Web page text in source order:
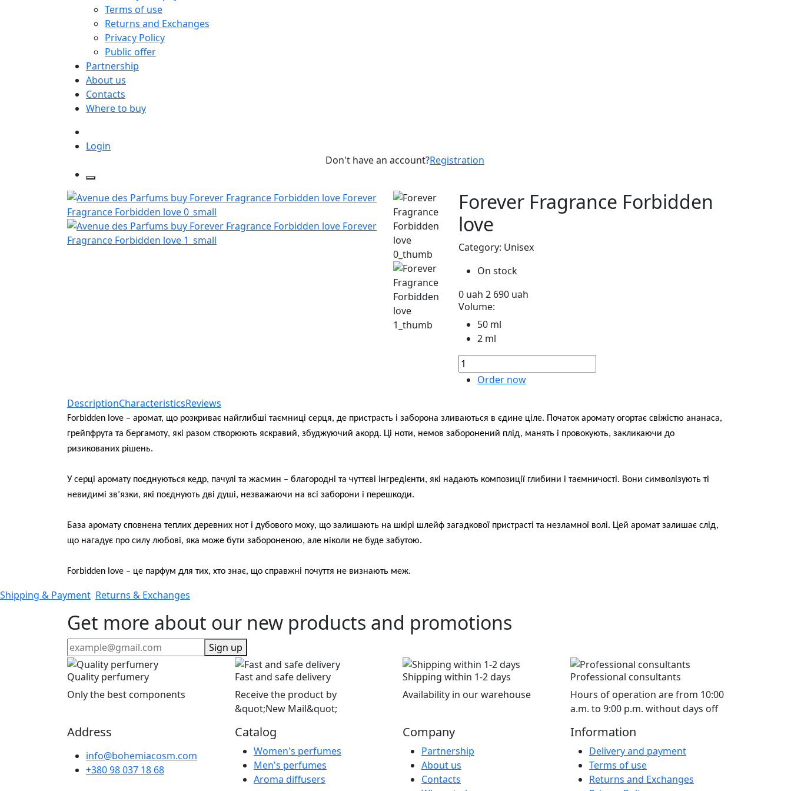
Terms of use
Returns and Exchanges
Privacy Policy
Public offer
Partnership
About us
Contacts
Where to buy
Login
Don't have an account?Registration
Forever Fragrance Forbidden
love
Category: Unisex
On stock
0 uah 2 690 uah
Volume:
50 ml
2 ml
Order now
DescriptionCharacteristicsReviews
Forbidden love – аромат, що розкриває найглибші таємниці серця, де пристрасть і заборона зливаються в єдине ціле. Початок аромату огортає свіжістю ананаса,
грейпфрута та бергамоту, які разом створюють яскравий, збуджуючий акорд. Ці ноти, немов заборонений плід, манять і провокують, закликаючи до
ризикованих рішень.
У серці аромату поєднуються кедр, пачулі та жасмин – благородні та чуттєві інгредієнти, які надають композиції глибини і таємничості. Вони символізують ті
невидимі зв’язки, які поєднують дві душі, незважаючи на всі заборони і перешкоди.
База аромату сповнена теплих деревних нот і дубового моху, що залишають на шкірі шлейф загадкової пристрасті та незламної волі. Цей аромат залишає слід,
що нагадує про силу любові, яка може бути забороненою, але ніколи не буде забутою.
Forbidden love – це парфум для тих, хто знає, що справжні почуття не визнають меж.
Shipping & Payment Returns & Exchanges
Get more about our new products and promotions
Sign up
Quality perfumery
Only the best components
Fast and safe delivery
Receive the product by
&quot;New Mail&quot;
Shipping within 1-2 days
Availability in our warehouse
Professional consultants
Hours of operation are from 10:00
a.m. to 9:00 p.m. without days off
Address
info@bohemiacosm.com
+380 98 037 18 68
Catalog
Women's perfumes
Men's perfumes
Aroma diffusers
Company
Partnership
About us
Contacts
Information
Delivery and payment
Terms of use
Returns and Exchanges